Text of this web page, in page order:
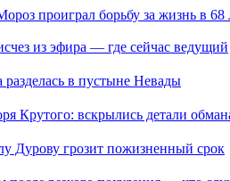
проиграл борьбу за жизнь в 68
из эфира — где сейчас ведущий
в пустыне Невады
Крутого: вскрылись детали
Дурову грозит пожизненный срок